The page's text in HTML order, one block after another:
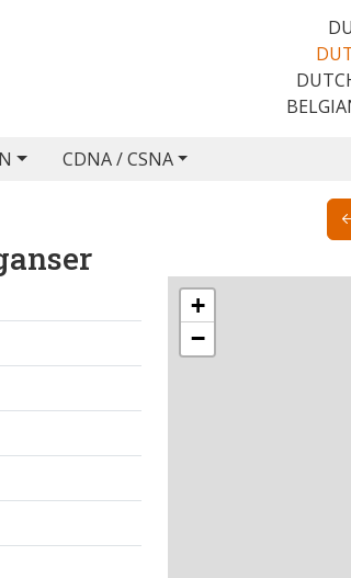
CDNA / CSNA
+
−